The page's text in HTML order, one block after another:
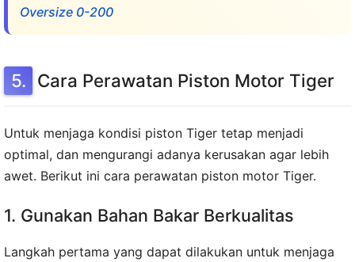
Oversize 0-200
Cara Perawatan Piston Motor Tiger
Untuk menjaga kondisi piston Tiger tetap menjadi
optimal, dan mengurangi adanya kerusakan agar lebih
awet. Berikut ini cara perawatan piston motor Tiger.
1. Gunakan Bahan Bakar Berkualitas
Langkah pertama yang dapat dilakukan untuk menjaga